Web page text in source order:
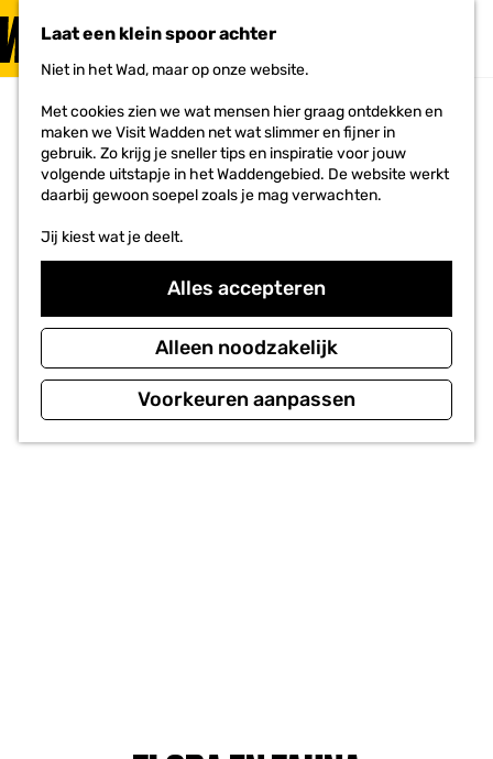
Laat een klein spoor achter
Niet in het Wad, maar op onze website.
Met cookies zien we wat mensen hier graag ontdekken en
maken we Visit Wadden net wat slimmer en fijner in
gebruik. Zo krijg je sneller tips en inspiratie voor jouw
volgende uitstapje in het Waddengebied. De website werkt
daarbij gewoon soepel zoals je mag verwachten.
Jij kiest wat je deelt.
Alles accepteren
Alleen noodzakelijk
Voorkeuren aanpassen
G
F
v
r
i
e
t
e
MENU